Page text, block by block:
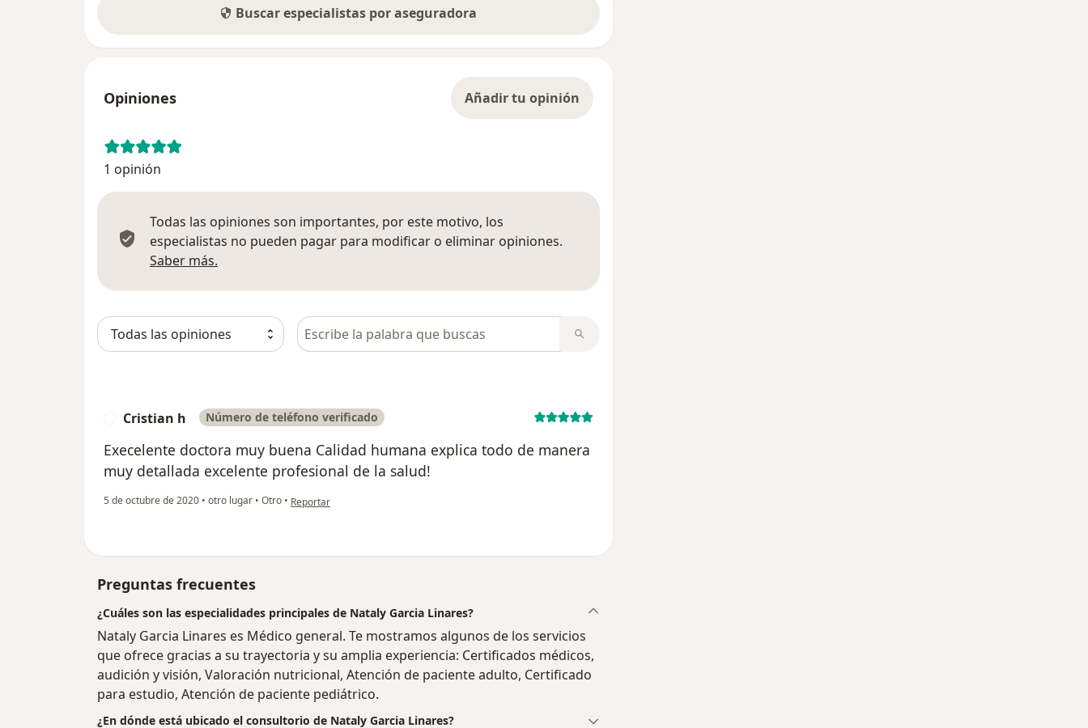
Buscar especialistas por aseguradora
Opiniones Añadir tu opinión
1 opinión
Todas las opiniones son importantes, por este motivo, los
especialistas no pueden pagar para modificar o eliminar opiniones.
Saber más.
Busca en opiniones
Cristian h Número de teléfono verificado
Execelente doctora muy buena Calidad humana explica todo de manera
muy detallada excelente profesional de la salud!
5 de octubre de 2020 • otro lugar • Otro • en opinión del usuario Cristian h
Reportar
Preguntas frecuentes
¿Cuáles son las especialidades principales de Nataly Garcia Linares?
Nataly Garcia Linares es Médico general. Te mostramos algunos de los servicios
que ofrece gracias a su trayectoria y su amplia experiencia: Certificados médicos,
audición y visión, Valoración nutricional, Atención de paciente adulto, Certificado
para estudio, Atención de paciente pediátrico.
¿En dónde está ubicado el consultorio de Nataly Garcia Linares?